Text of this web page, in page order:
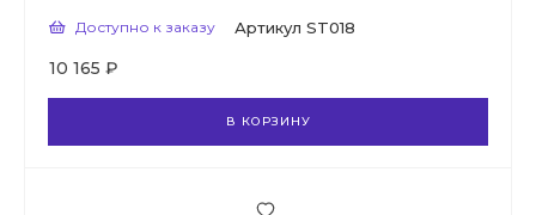
Доступно к заказу Артикул ST018
10 165 ₽
В КОРЗИНУ